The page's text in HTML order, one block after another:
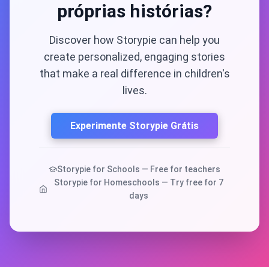
próprias histórias?
Discover how Storypie can help you
create personalized, engaging stories
that make a real difference in children's
lives.
Experimente Storypie Grátis
Storypie for Schools — Free for teachers
Storypie for Homeschools — Try free for 7
days